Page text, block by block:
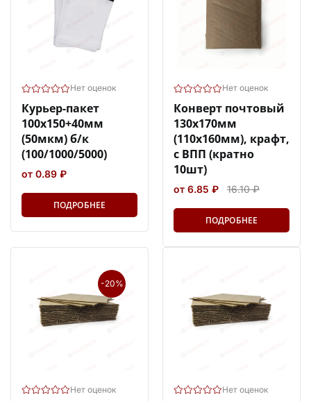
Нет оценок
Курьер-пакет
100х150+40мм
(50мкм) б/к
(100/1000/5000)
от 0.89 ₽
ПОДРОБНЕЕ
Нет оценок
Конверт почтовый
130х170мм
(110х160мм), крафт,
с ВПП (кратно
10шт)
от 6.85 ₽ 16.10 ₽
ПОДРОБНЕЕ
-20%
Нет оценок Нет оценок